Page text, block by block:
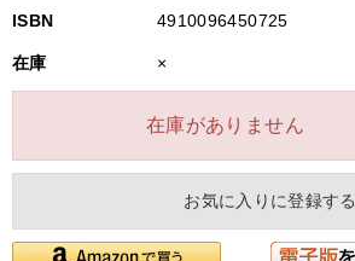
ISBN 4910096450725
在庫 ×
在庫がありません
お気に入りに登録する